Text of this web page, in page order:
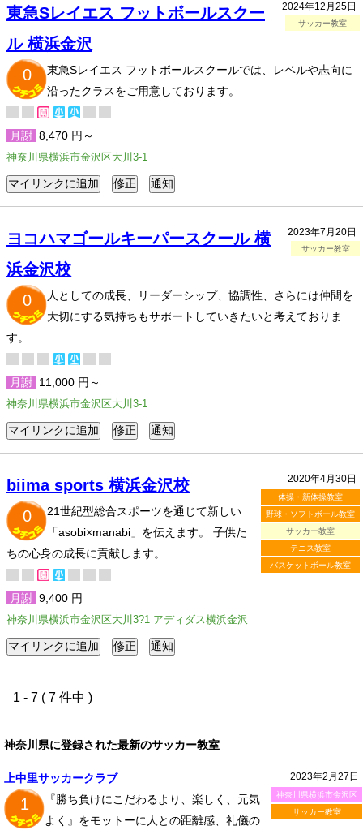
2024年12月25日
サッカー教室
東急Sレイエス フットボールスクー
ル 横浜金沢
0
東急Sレイエス フットボールスクールでは、レベルや志向に
沿ったクラスをご用意しております。
月謝 8,470 円～
神奈川県横浜市金沢区大川3-1
2023年7月20日
サッカー教室
ヨコハマゴールキーパースクール 横
浜金沢校
0
人としての成長、リーダーシップ、協調性、さらには仲間を
大切にする気持ちもサポートしていきたいと考えておりま
す。
月謝 11,000 円～
神奈川県横浜市金沢区大川3-1
2020年4月30日
体操・新体操教室
野球・ソフトボール教室
サッカー教室
テニス教室
バスケットボール教室
biima sports 横浜金沢校
0
21世紀型総合スポーツを通じて新しい
「asobi×manabi」を伝えます。 子供た
ちの心身の成長に貢献します。
月謝 9,400 円
神奈川県横浜市金沢区大川3?1 アディダス横浜金沢
1 - 7 ( 7 件中 )
神奈川県に登録された最新のサッカー教室
2023年2月27日
神奈川県横浜市金沢区
サッカー教室
上中里サッカークラブ
1
『勝ち負けにこだわるより、楽しく、元気
よく』をモットーに人との距離感、礼儀の